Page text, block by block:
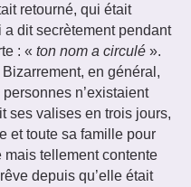
retourné, qui était
dit secrètement pendant
: « ton nom a circulé ».
en général,
n’existaient
ses valises en trois jours,
et toute sa famille pour
tellement contente
depuis qu’elle était